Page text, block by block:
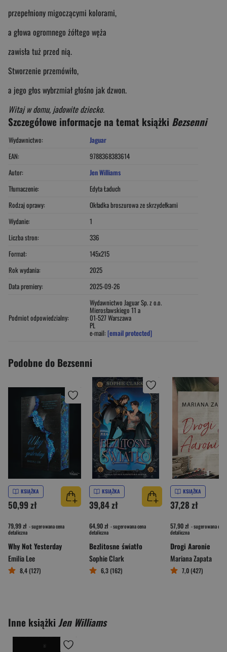
przepełniony migoczącymi kolorami,
a głowa ogromnego żółtego węża
zawisła tuż przed nią.
Stworzenie przemówiło,
a jego głos wybrzmiał głośno jak dzwon.
Witaj w domu, jadowite dziecko.
Szczegółowe informacje na temat książki Bezsenni
Wydawnictwo:
Jaguar
EAN:
9788368383614
Autor:
Jen Williams
Tłumaczenie:
Edyta Ładuch
Rodzaj oprawy:
Okładka broszurowa ze skrzydełkami
Wydanie:
1
Liczba stron:
336
Format:
145x215
Rok wydania:
2025
Data premiery:
2025-09-26
Podmiot odpowiedzialny:
Wydawnictwo Jaguar Sp. z o.o.
Mierosławskiego 11 a
01-527 Warszawa
PL
e-mail: [email protected]
Podobne do Bezsenni
KSIĄŻKA
50,99 zł
79,99 zł - sugerowana cena
detaliczna
Why Not Yesterday
Emilia Lee
8,4 (127)
KSIĄŻKA
39,84 zł
64,90 zł - sugerowana cena
detaliczna
Bezlitosne światło
Sophie Clark
6,3 (162)
KSIĄŻKA
37,28 zł
57,90 zł - sugerowana cena
detaliczna
Drogi Aaronie
Mariana Zapata
7,0 (427)
Inne książki Jen Williams